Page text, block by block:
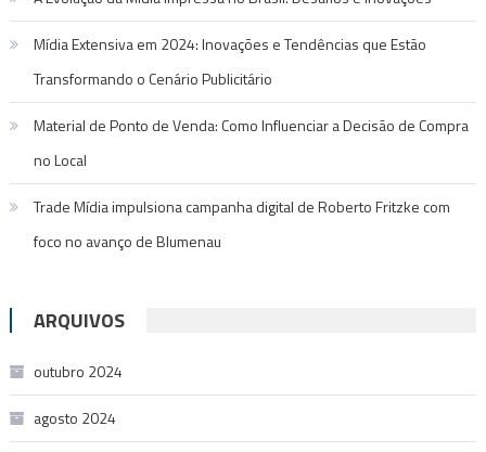
Mídia Extensiva em 2024: Inovações e Tendências que Estão
Transformando o Cenário Publicitário
Material de Ponto de Venda: Como Influenciar a Decisão de Compra
no Local
Trade Mídia impulsiona campanha digital de Roberto Fritzke com
foco no avanço de Blumenau
ARQUIVOS
outubro 2024
agosto 2024